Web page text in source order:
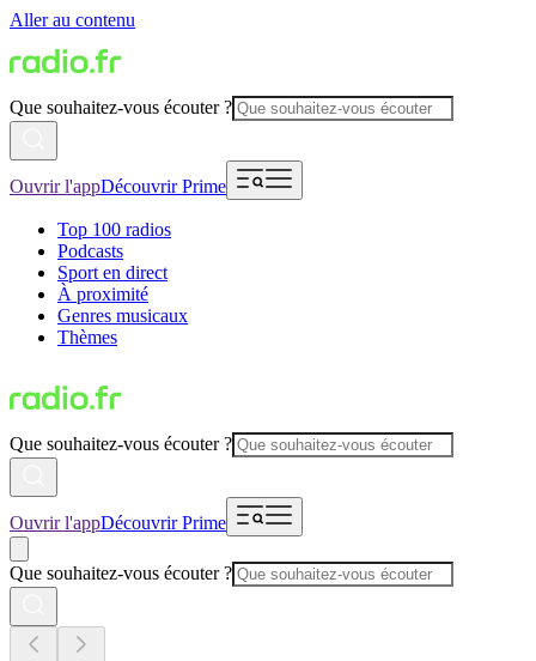
Aller au contenu
Que souhaitez-vous écouter ?
Ouvrir l'appDécouvrir Prime
Top 100 radios
Podcasts
Sport en direct
À proximité
Genres musicaux
Thèmes
Que souhaitez-vous écouter ?
Ouvrir l'appDécouvrir Prime
Que souhaitez-vous écouter ?